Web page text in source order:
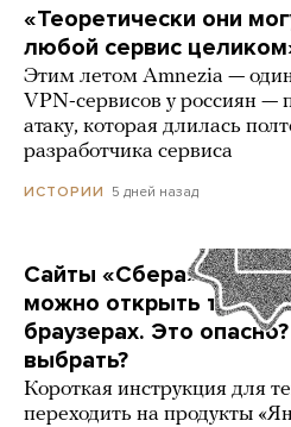
«Теоретически они
любой сервис
Этим летом Amnezia —
VPN-сервисов у россиян
атаку, которая длилась
разработчика сервиса
ИСТОРИИ 5 дней назад
Сайты «Сбера» и
можно открыть только
браузерах. Это
выбрать?
Короткая инструкция для
переходить на продукты